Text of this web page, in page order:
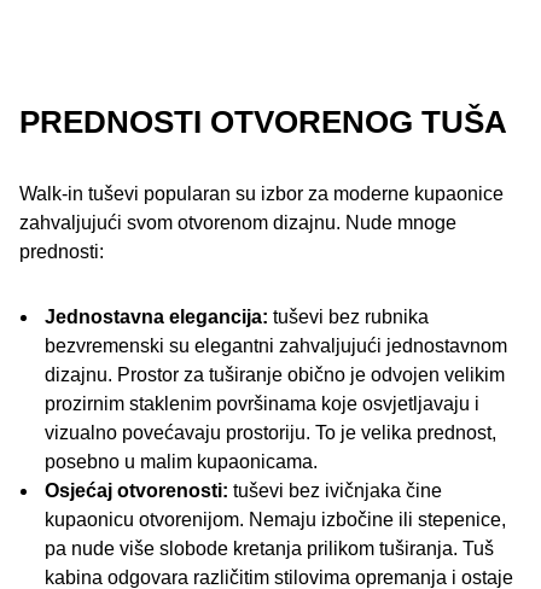
PREDNOSTI OTVORENOG TUŠA
Walk-in tuševi popularan su izbor za moderne kupaonice
zahvaljujući svom otvorenom dizajnu. Nude mnoge
prednosti:
Jednostavna elegancija: tuševi bez rubnika
bezvremenski su elegantni zahvaljujući jednostavnom
dizajnu. Prostor za tuširanje obično je odvojen velikim
prozirnim staklenim površinama koje osvjetljavaju i
vizualno povećavaju prostoriju. To je velika prednost,
posebno u malim kupaonicama.
Osjećaj otvorenosti: tuševi bez ivičnjaka čine
kupaonicu otvorenijom. Nemaju izbočine ili stepenice,
pa nude više slobode kretanja prilikom tuširanja. Tuš
kabina odgovara različitim stilovima opremanja i ostaje